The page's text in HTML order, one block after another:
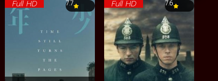
Full HD 7.7 Full HD 7.6